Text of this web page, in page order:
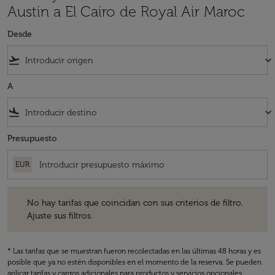
Austin a El Cairo de Royal Air Maroc
Desde
flight_takeoff keyboard_arrow_down
A
flight_land keyboard_arrow_down
Presupuesto
EUR
No hay tarifas que coincidan con sus criterios de filtro.
Ajuste sus filtros.
* Las tarifas que se muestran fueron recolectadas en las últimas 48 horas y es
posible que ya no estén disponibles en el momento de la reserva. Se pueden
aplicar tarifas y cargos adicionales para productos y servicios opcionales.